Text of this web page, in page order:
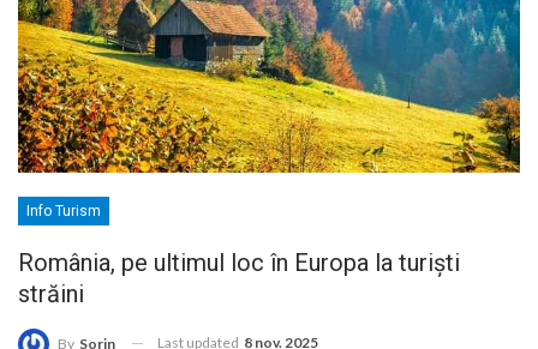
Info Turism
România, pe ultimul loc în Europa la turiști
străini
By Sorin Last updated 8 nov. 2025